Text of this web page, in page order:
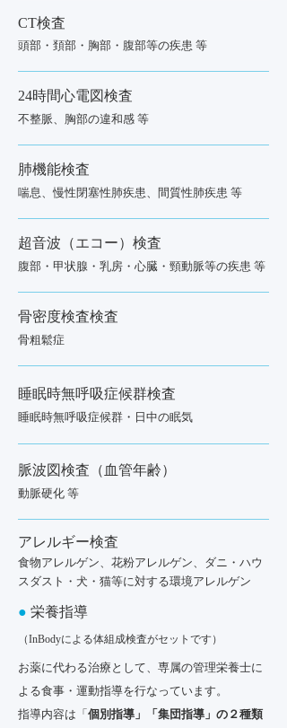
CT検査
頭部・頚部・胸部・腹部等の疾患 等
24時間心電図検査
不整脈、胸部の違和感 等
肺機能検査
喘息、慢性閉塞性肺疾患、間質性肺疾患 等
超音波（エコー）検査
腹部・甲状腺・乳房・心臓・頸動脈等の疾患 等
骨密度検査検査
骨粗鬆症
睡眠時無呼吸症候群検査
睡眠時無呼吸症候群・日中の眠気
脈波図検査（血管年齢）
動脈硬化 等
アレルギー検査
食物アレルゲン、花粉アレルゲン、ダニ・ハウ
スダスト・犬・猫等に対する環境アレルゲン
● 栄養指導
（InBodyによる体組成検査がセットです）
お薬に代わる治療として、 専属の管理栄養士に
よる食事・運動指導を行なっています。
指導内容は「 個別指導」「集団指導」の２種類